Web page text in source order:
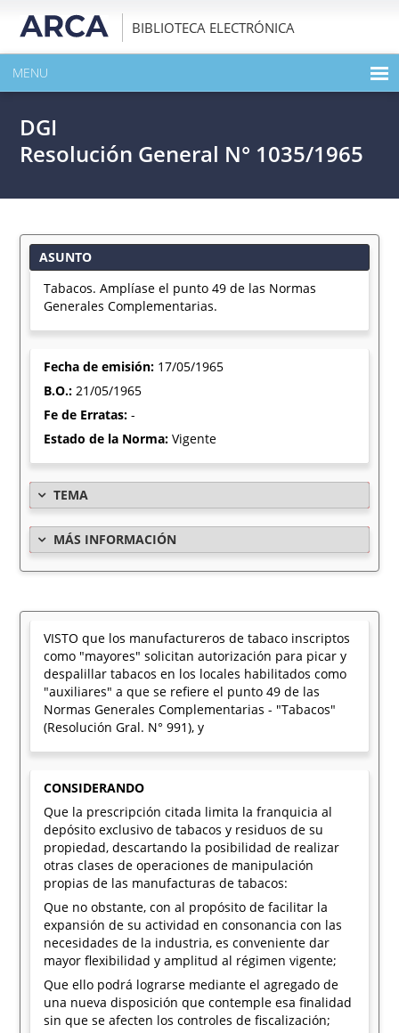
BIBLIOTECA ELECTRÓNICA
MENU
EXPANDIR TODO EL CONTENIDO DE LA PUBLICACIÓN
DGI
Resolución General N° 1035/1965
ASUNTO
Tabacos. Amplíase el punto 49 de las Normas
Generales Complementarias.
Fecha de emisión: 17/05/1965
B.O.:21/05/1965
Fe de Erratas:-
Estado de la Norma:Vigente
TEMA
MÁS INFORMACIÓN
VISTO que los manufactureros de tabaco inscriptos
como "mayores" solicitan autorización para picar y
despalillar tabacos en los locales habilitados como
"auxiliares" a que se refiere el punto 49 de las
Normas Generales Complementarias - "Tabacos"
(Resolución Gral. N° 991), y
CONSIDERANDO
Que la prescripción citada limita la franquicia al
depósito exclusivo de tabacos y residuos de su
propiedad, descartando la posibilidad de realizar
otras clases de operaciones de manipulación
propias de las manufacturas de tabacos:
Que no obstante, con al propósito de facilitar la
expansión de su actividad en consonancia con las
necesidades de la industria, es conveniente dar
mayor flexibilidad y amplitud al régimen vigente;
Que ello podrá lograrse mediante el agregado de
una nueva disposición que contemple esa finalidad
sin que se afecten los controles de fiscalización;